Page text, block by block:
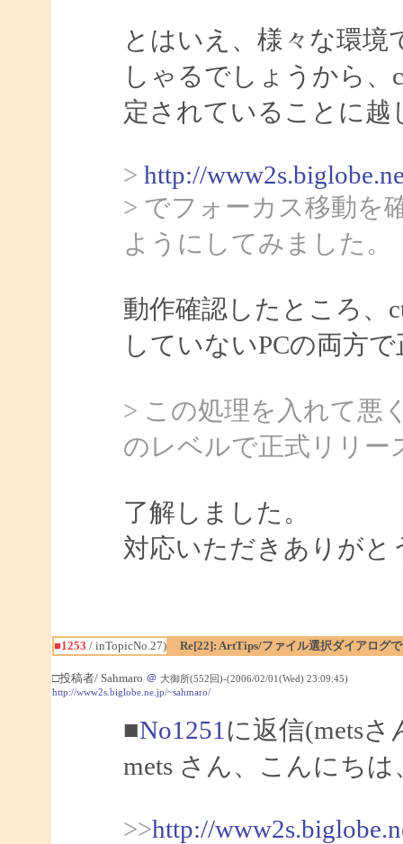
とはいえ、様々な環
しゃるでしょうから、
定されていることに
> http://
> でフォーカス移動を
ようにしてみました。
動作確認したところ、
していないPCの両方
> この処理を入れて悪
のレベルで正式リリー
了解しました。
対応いただきありがと
■1253 / inTopicNo.27) Re[22]: ArtTips/ファイル選択ダイアログ
□投稿者/ Sahmaro ＠ 大御所(552回)-(2006/02/01(Wed) 23:09:45)
http://www2s.biglobe.ne.jp/~sahmaro/
■No1251 に返信(metsさ
mets さん、こんにちは
>>http://